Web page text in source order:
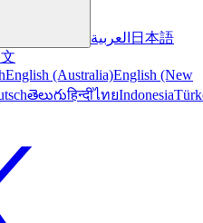
العربية 日本語
English (Australia)English (New
తెలుగుहिन्दीไทยIndonesia